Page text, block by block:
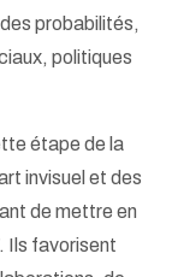
probabilités,
politiques
étape de la
invisuel et des
de mettre en
Ils favorisent